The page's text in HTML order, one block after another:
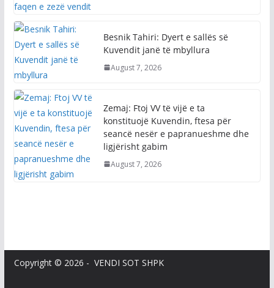
Besnik Tahiri: Dyert e sallës së
Kuvendit janë të mbyllura
August 7, 2026
Zemaj: Ftoj VV të vijë e ta
konstituojë Kuvendin, ftesa për
seancë nesër e papranueshme dhe
ligjërisht gabim
August 7, 2026
Copyright © 2026 - VENDI SOT SHPK